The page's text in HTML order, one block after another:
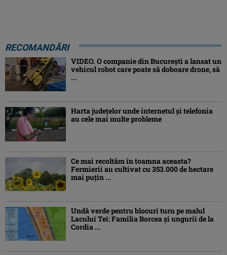
RECOMANDĂRI
VIDEO. O companie din București a lansat un
vehicul robot care poate să doboare drone, să
...
Harta județelor unde internetul și telefonia
au cele mai multe probleme
Ce mai recoltăm în toamna aceasta?
Fermierii au cultivat cu 353.000 de hectare
mai puțin ...
Undă verde pentru blocuri turn pe malul
Lacului Tei: Familia Borcea și ungurii de la
Cordia ...